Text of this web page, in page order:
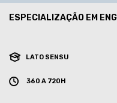
ESPECIALIZAÇÃO EM
LATO SENSU
360 A 720H